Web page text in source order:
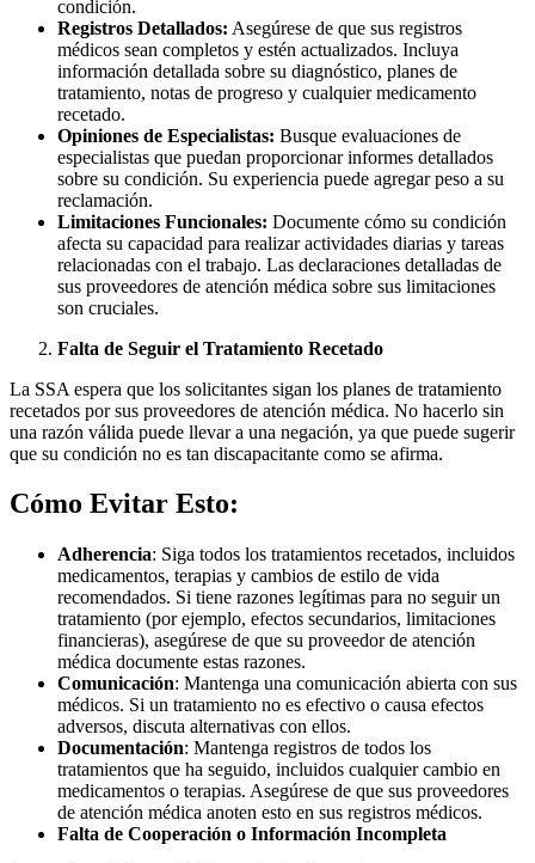
condición.
Registros Detallados: Asegúrese de que sus registros
médicos sean completos y estén actualizados. Incluya
información detallada sobre su diagnóstico, planes de
tratamiento, notas de progreso y cualquier medicamento
recetado.
Opiniones de Especialistas: Busque evaluaciones de
especialistas que puedan proporcionar informes detallados
sobre su condición. Su experiencia puede agregar peso a su
reclamación.
Limitaciones Funcionales: Documente cómo su condición
afecta su capacidad para realizar actividades diarias y tareas
relacionadas con el trabajo. Las declaraciones detalladas de
sus proveedores de atención médica sobre sus limitaciones
son cruciales.
Falta de Seguir el Tratamiento Recetado
La SSA espera que los solicitantes sigan los planes de tratamiento
recetados por sus proveedores de atención médica. No hacerlo sin
una razón válida puede llevar a una negación, ya que puede sugerir
que su condición no es tan discapacitante como se afirma.
Cómo Evitar Esto:
Adherencia: Siga todos los tratamientos recetados, incluidos
medicamentos, terapias y cambios de estilo de vida
recomendados. Si tiene razones legítimas para no seguir un
tratamiento (por ejemplo, efectos secundarios, limitaciones
financieras), asegúrese de que su proveedor de atención
médica documente estas razones.
Comunicación: Mantenga una comunicación abierta con sus
médicos. Si un tratamiento no es efectivo o causa efectos
adversos, discuta alternativas con ellos.
Documentación: Mantenga registros de todos los
tratamientos que ha seguido, incluidos cualquier cambio en
medicamentos o terapias. Asegúrese de que sus proveedores
de atención médica anoten esto en sus registros médicos.
Falta de Cooperación o Información Incompleta